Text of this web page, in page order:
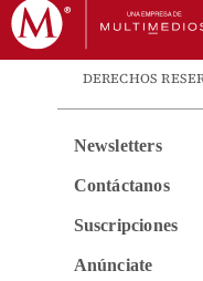
DERECHOS
Newsletters
Contáctanos
Suscripciones
Anúnciate